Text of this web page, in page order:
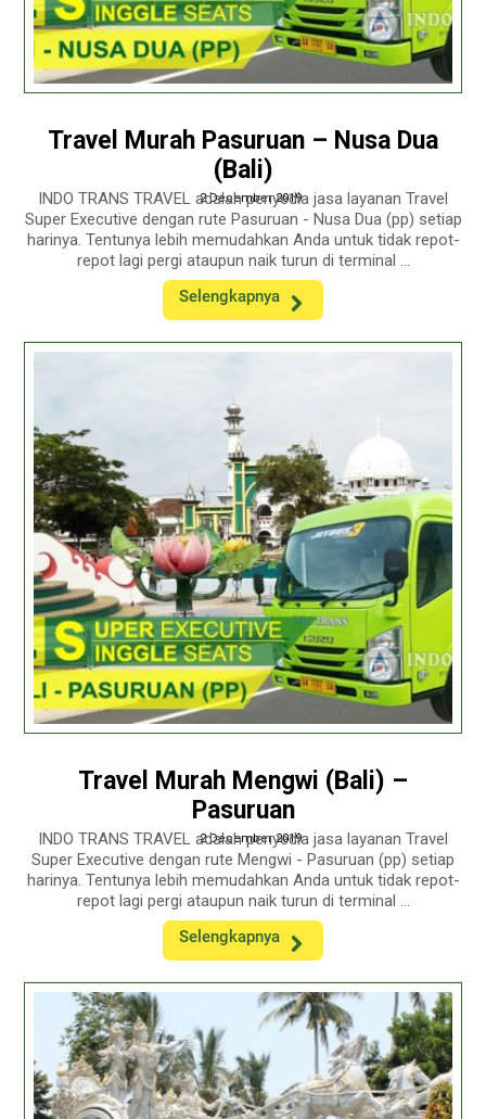
Travel Murah Pasuruan – Nusa Dua
(Bali)
2 December 2019
INDO TRANS TRAVEL adalah penyedia jasa layanan Travel
Super Executive dengan rute Pasuruan - Nusa Dua (pp) setiap
harinya. Tentunya lebih memudahkan Anda untuk tidak repot-
repot lagi pergi ataupun naik turun di terminal ...
Selengkapnya
Travel Murah Mengwi (Bali) –
Pasuruan
2 December 2019
INDO TRANS TRAVEL adalah penyedia jasa layanan Travel
Super Executive dengan rute Mengwi - Pasuruan (pp) setiap
harinya. Tentunya lebih memudahkan Anda untuk tidak repot-
repot lagi pergi ataupun naik turun di terminal ...
Selengkapnya